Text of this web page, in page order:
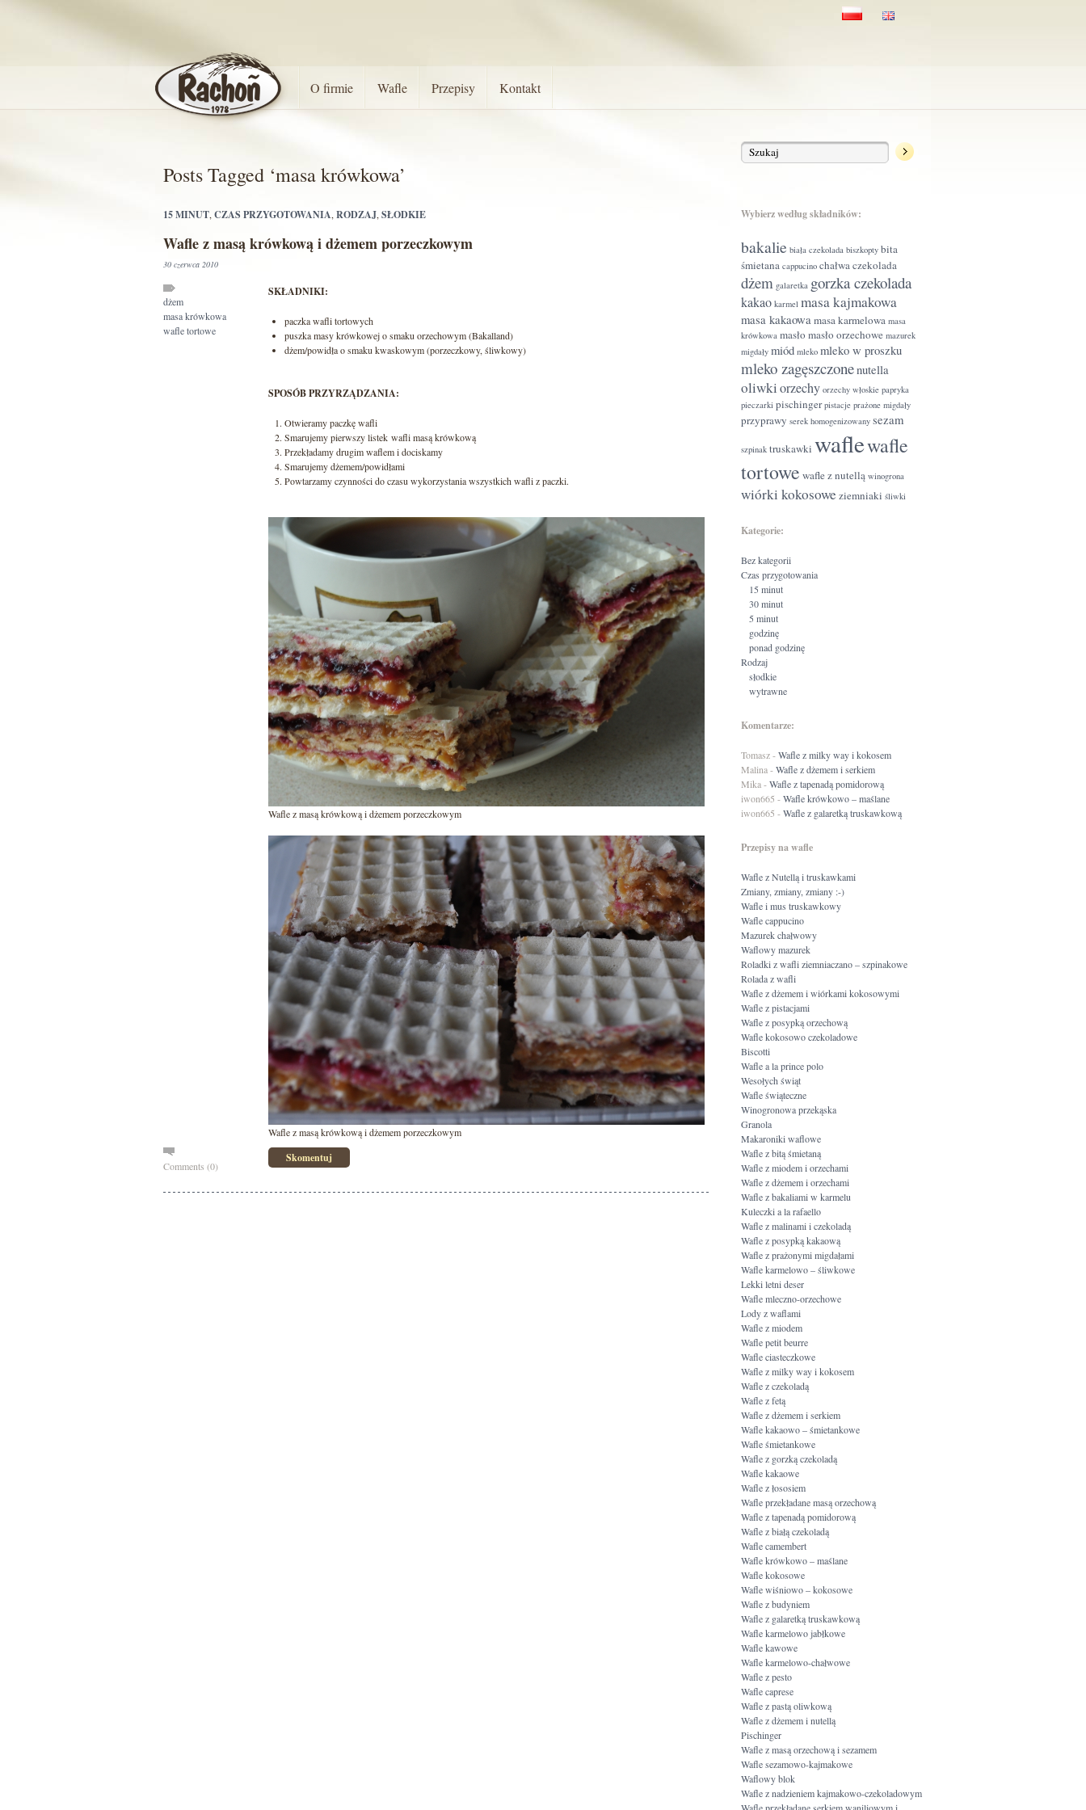
O firmie Wafle Przepisy Kontakt
Posts Tagged ‘masa krówkowa’
15 MINUT, CZAS PRZYGOTOWANIA, RODZAJ, SŁODKIE
Wafle z masą krówkową i dżemem porzeczkowym
30 czerwca 2010
dżem
masa krówkowa
wafle tortowe
SKŁADNIKI:
paczka wafli tortowych
puszka masy krówkowej o smaku orzechowym (Bakalland)
dżem/powidła o smaku kwaskowym (porzeczkowy, śliwkowy)
SPOSÓB PRZYRZĄDZANIA:
Otwieramy paczkę wafli
Smarujemy pierwszy listek wafli masą krówkową
Przekładamy drugim waflem i dociskamy
Smarujemy dżemem/powidłami
Powtarzamy czynności do czasu wykorzystania wszystkich wafli z paczki.
Wafle z masą krówkową i dżemem porzeczkowym
Wafle z masą krówkową i dżemem porzeczkowym
Comments (0)
Skomentuj
Wybierz według składników:
bakalie biała czekolada biszkopty bita
śmietana cappucino chałwaczekolada
dżem galaretka gorzka czekolada
kakao karmel masa kajmakowa
masa kakaowamasa karmelowa masa
krówkowa masło masło orzechowe mazurek
migdały miód mleko mleko w proszku
mleko zagęszczonenutella
oliwkiorzechy orzechy włoskie papryka
pieczarki pischinger pistacje prażone migdały
przyprawy serek homogenizowany sezam
szpinak truskawki waflewafle
tortowe wafle z nutellą winogrona
wiórki kokosowe ziemniaki śliwki
Kategorie:
Bez kategorii
Czas przygotowania
15 minut
30 minut
5 minut
godzinę
ponad godzinę
Rodzaj
słodkie
wytrawne
Komentarze:
Tomasz-Wafle z milky way i kokosem
Malina-Wafle z dżemem i serkiem
Mika-Wafle z tapenadą pomidorową
iwon665 -Wafle krówkowo – maślane
iwon665 -Wafle z galaretką truskawkową
Przepisy na wafle
Wafle z Nutellą i truskawkami
Zmiany, zmiany, zmiany :-)
Wafle i mus truskawkowy
Wafle cappucino
Mazurek chałwowy
Waflowy mazurek
Roladki z wafli ziemniaczano – szpinakowe
Rolada z wafli
Wafle z dżemem i wiórkami kokosowymi
Wafle z pistacjami
Wafle z posypką orzechową
Wafle kokosowo czekoladowe
Biscotti
Wafle a la prince polo
Wesołych świąt
Wafle świąteczne
Winogronowa przekąska
Granola
Makaroniki waflowe
Wafle z bitą śmietaną
Wafle z miodem i orzechami
Wafle z dżemem i orzechami
Wafle z bakaliami w karmelu
Kuleczki a la rafaello
Wafle z malinami i czekoladą
Wafle z posypką kakaową
Wafle z prażonymi migdałami
Wafle karmelowo – śliwkowe
Lekki letni deser
Wafle mleczno-orzechowe
Lody z waflami
Wafle z miodem
Wafle petit beurre
Wafle ciasteczkowe
Wafle z milky way i kokosem
Wafle z czekoladą
Wafle z fetą
Wafle z dżemem i serkiem
Wafle kakaowo – śmietankowe
Wafle śmietankowe
Wafle z gorzką czekoladą
Wafle kakaowe
Wafle z łososiem
Wafle przekładane masą orzechową
Wafle z tapenadą pomidorową
Wafle z białą czekoladą
Wafle camembert
Wafle krówkowo – maślane
Wafle kokosowe
Wafle wiśniowo – kokosowe
Wafle z budyniem
Wafle z galaretką truskawkową
Wafle karmelowo jabłkowe
Wafle kawowe
Wafle karmelowo-chałwowe
Wafle z pesto
Wafle caprese
Wafle z pastą oliwkową
Wafle z dżemem i nutellą
Pischinger
Wafle z masą orzechową i sezamem
Wafle sezamowo-kajmakowe
Waflowy blok
Wafle z nadzieniem kajmakowo-czekoladowym